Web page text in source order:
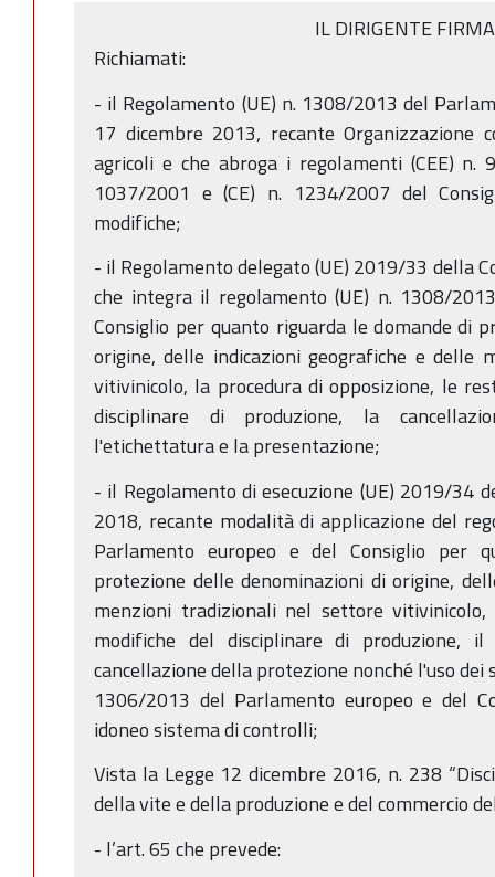
IL DIRIGENTE
Richiamati:
- il Regolamento (UE) n. 1308/2013 del
17 dicembre 2013, recante Organizzazione
agricoli e che abroga i regolamenti (CEE) n.
1037/2001 e (CE) n. 1234/2007 del
modifiche;
- il Regolamento delegato (UE) 2019/33 della
che integra il regolamento (UE) n. 1308/
Consiglio per quanto riguarda le domande di
origine, delle indicazioni geografiche e delle
vitivinicolo, la procedura di opposizione, le
disciplinare di produzione, la
l'etichettatura e la presentazione;
- il Regolamento di esecuzione (UE) 2019/34
2018, recante modalità di applicazione del
Parlamento europeo e del Consiglio per
protezione delle denominazioni di origine,
menzioni tradizionali nel settore
modifiche del disciplinare di produzione,
cancellazione della protezione nonché l'uso dei
1306/2013 del Parlamento europeo e del
idoneo sistema di controlli;
Vista la Legge 12 dicembre 2016, n. 238
della vite e della produzione e del commercio
- l’art. 65 che prevede: